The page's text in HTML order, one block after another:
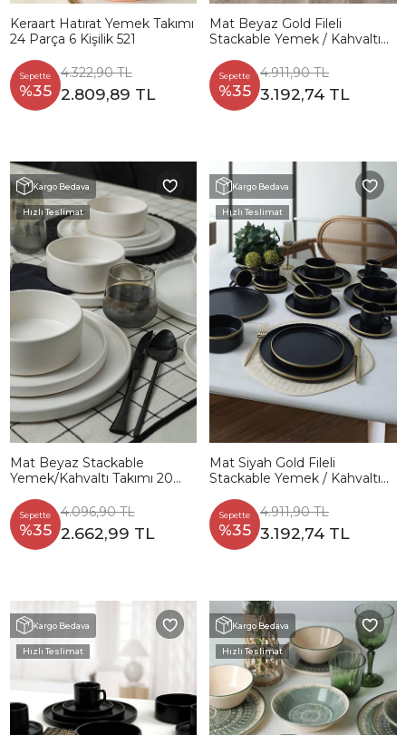
Keraart Hatırat Yemek Takımı
24 Parça 6 Kişilik 521
Sepette
%35
4.322,90 TL
2.809,89 TL
Mat Beyaz Gold Fileli
Stackable Yemek / Kahvaltı
Sepette
%35
4.911,90 TL
3.192,74 TL
Kargo Bedava
Hızlı Teslimat
Mat Beyaz Stackable
Yemek/Kahvaltı Takımı 20
Sepette
%35
4.096,90 TL
2.662,99 TL
Kargo Bedava
Hızlı Teslimat
Mat Siyah Gold Fileli
Stackable Yemek / Kahvaltı
Sepette
%35
4.911,90 TL
3.192,74 TL
Kargo Bedava
Hızlı Teslimat
Kargo Bedava
Hızlı Teslimat